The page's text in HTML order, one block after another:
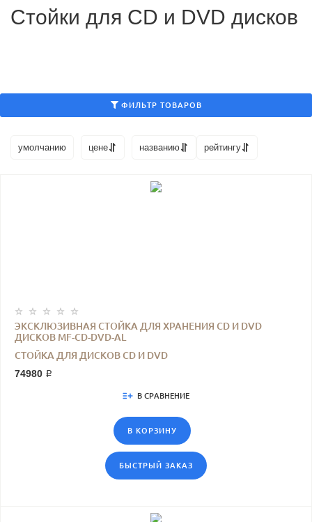
Стойки для CD и DVD дисков
ФИЛЬТР ТОВАРОВ
умолчанию цене названию рейтингу
ЭКСКЛЮЗИВНАЯ СТОЙКА ДЛЯ ХРАНЕНИЯ CD И DVD
ДИСКОВ MF-CD-DVD-AL
СТОЙКА ДЛЯ ДИСКОВ CD И DVD
74980 ₽
В СРАВНЕНИЕ
В КОРЗИНУ
БЫСТРЫЙ ЗАКАЗ